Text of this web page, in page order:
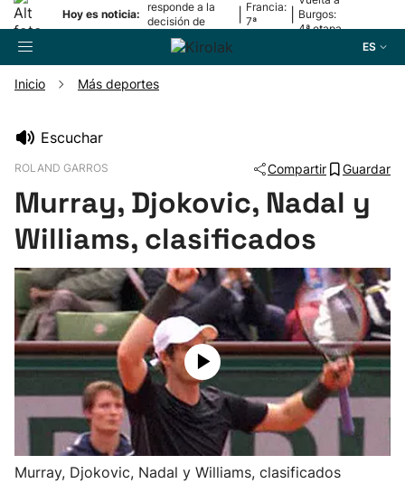
Hoy es noticia:
responde a la
decisión de
Oriamendi
Francia:
7ª
Burgos:
4ª etapa
ES
Pelota
Remo
Baloncesto
Herri-kirolak
Balonmano
Inicio Más deportes
Escuchar
ROLAND GARROS Compartir Guardar
Murray, Djokovic, Nadal y
Williams, clasificados
Murray, Djokovic, Nadal y Williams, clasificados